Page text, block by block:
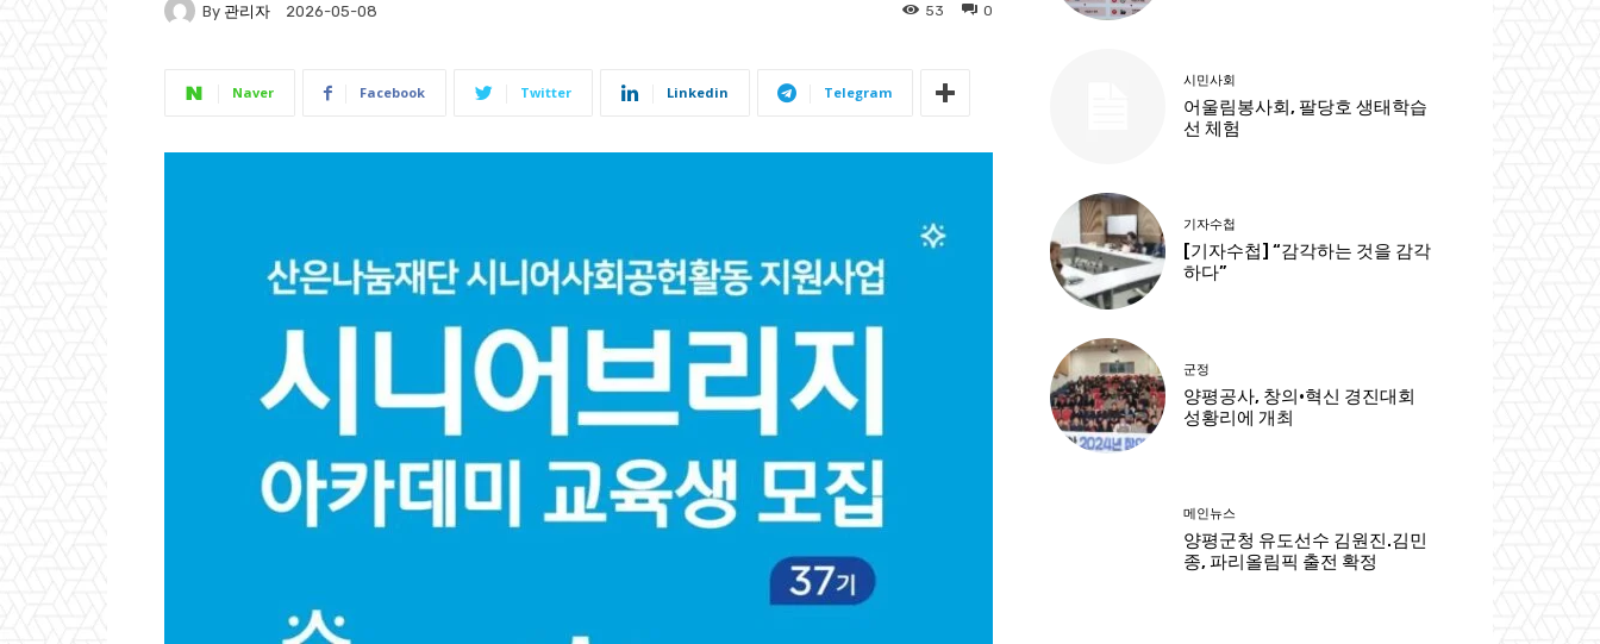
By 관리자 2026-05-08 0
53
Naver Facebook Twitter Linkedin Telegram
시민사회
어울림봉사회, 팔당호 생태학습
선 체험
기자수첩
[기자수첩] “감각하는 것을 감각
하다”
군정
양평공사, 창의·혁신 경진대회
성황리에 개최
메인뉴스
양평군청 유도선수 김원진.김민
종, 파리올림픽 출전 확정